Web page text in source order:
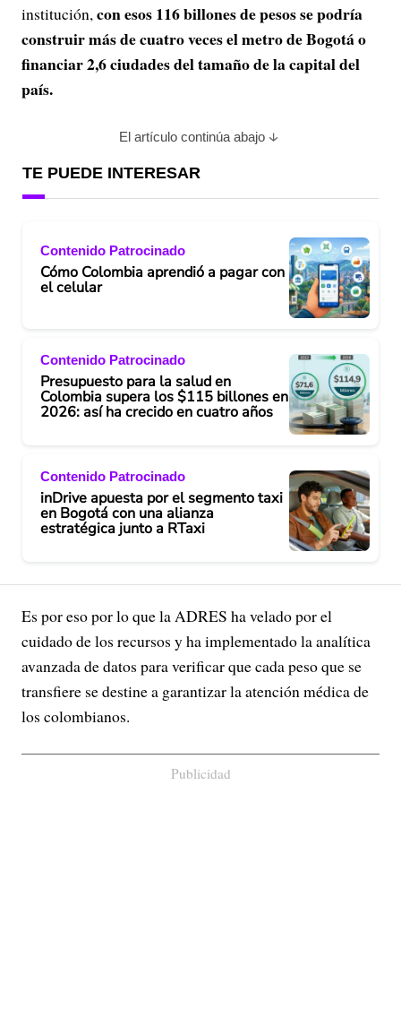
institución,con esos 116 billones de pesos se podría
construir más de cuatro veces el metro de Bogotá o
financiar 2,6 ciudades del tamaño de la capital del
país.
El artículo continúa abajo
TE PUEDE INTERESAR
Contenido Patrocinado
Cómo Colombia aprendió a pagar con
el celular
Contenido Patrocinado
Presupuesto para la salud en
Colombia supera los $115 billones en
2026: así ha crecido en cuatro años
Contenido Patrocinado
inDrive apuesta por el segmento taxi
en Bogotá con una alianza
estratégica junto a RTaxi
Es por eso por lo que la ADRES ha velado por el
cuidado de los recursos y ha implementado la analítica
avanzada de datos para verificar que cada peso que se
transfiere se destine a garantizar la atención médica de
los colombianos.
Publicidad